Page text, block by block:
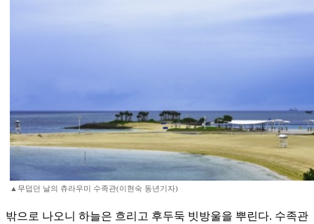
▲무덥던 날의 츄라우미 수족관(이현숙 동년기자)
밖으로 나오니 하늘은 흐리고 후두둑 빗방울을 뿌린다. 수족관